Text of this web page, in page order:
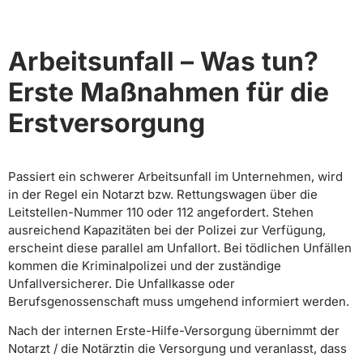
Arbeitsunfall – Was tun?
Erste Maßnahmen für die
Erstversorgung
Passiert ein schwerer Arbeitsunfall im Unternehmen, wird
in der Regel ein Notarzt bzw. Rettungswagen über die
Leitstellen-Nummer 110 oder 112 angefordert. Stehen
ausreichend Kapazitäten bei der Polizei zur Verfügung,
erscheint diese parallel am Unfallort. Bei tödlichen Unfällen
kommen die Kriminalpolizei und der zuständige
Unfallversicherer. Die Unfallkasse oder
Berufsgenossenschaft muss umgehend informiert werden.
Nach der internen Erste-Hilfe-Versorgung übernimmt der
Notarzt / die Notärztin die Versorgung und veranlasst, dass